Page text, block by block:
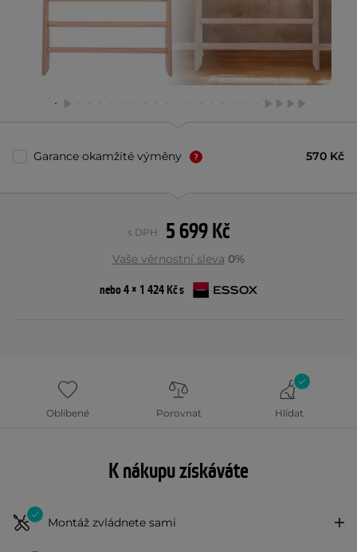
Garance okamžité výměny 570 Kč
5 699 Kč
s DPH
Vaše věrnostní sleva 0%
nebo 4 × 1 424 Kč s
Oblíbené Porovnat Hlídat
K nákupu získáváte
Montáž zvládnete sami